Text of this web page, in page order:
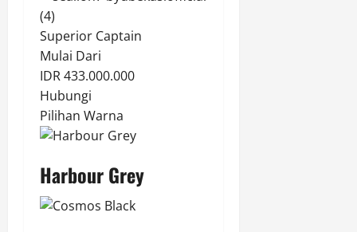
Superior Captain
Mulai Dari
IDR 433.000.000
Hubungi
Pilihan Warna
Harbour Grey